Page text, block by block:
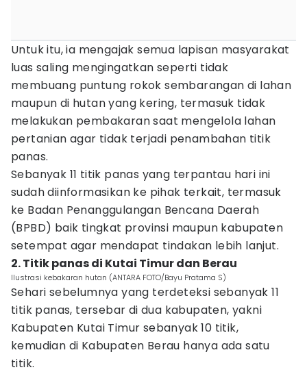
Untuk itu, ia mengajak semua lapisan masyarakat
luas saling mengingatkan seperti tidak
membuang puntung rokok sembarangan di lahan
maupun di hutan yang kering, termasuk tidak
melakukan pembakaran saat mengelola lahan
pertanian agar tidak terjadi penambahan titik
panas.
Sebanyak 11 titik panas yang terpantau hari ini
sudah diinformasikan ke pihak terkait, termasuk
ke Badan Penanggulangan Bencana Daerah
(BPBD) baik tingkat provinsi maupun kabupaten
setempat agar mendapat tindakan lebih lanjut.
2. Titik panas di Kutai Timur dan Berau
Ilustrasi kebakaran hutan (ANTARA FOTO/Bayu Pratama S)
Sehari sebelumnya yang terdeteksi sebanyak 11
titik panas, tersebar di dua kabupaten, yakni
Kabupaten Kutai Timur sebanyak 10 titik,
kemudian di Kabupaten Berau hanya ada satu
titik.